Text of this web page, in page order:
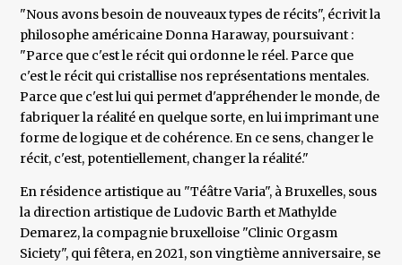
"Nous avons besoin de nouveaux types de récits", écrivit la
philosophe américaine Donna Haraway, poursuivant :
"Parce que c'est le récit qui ordonne le réel. Parce que
c'est le récit qui cristallise nos représentations mentales.
Parce que c'est lui qui permet d'appréhender le monde, de
fabriquer la réalité en quelque sorte, en lui imprimant une
forme de logique et de cohérence. En ce sens, changer le
récit, c'est, potentiellement, changer la réalité."
En résidence artistique au "Téâtre Varia", à Bruxelles, sous
la direction artistique de Ludovic Barth et Mathylde
Demarez, la compagnie bruxelloise "Clinic Orgasm
Siciety", qui fêtera, en 2021, son vingtième anniversaire, se